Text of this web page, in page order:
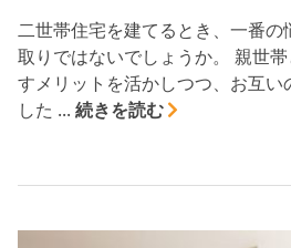
二世帯住宅を建てるとき、一番
取りではないでしょうか。 親世
すメリットを活かしつつ、お互
した ... 続きを読む